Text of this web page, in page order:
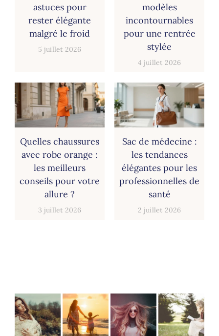
astuces pour
rester élégante
malgré le froid
5 juillet 2026
modèles
incontournables
pour une rentrée
stylée
4 juillet 2026
Quelles chaussures
avec robe orange :
les meilleurs
conseils pour votre
allure ?
3 juillet 2026
Sac de médecine :
les tendances
élégantes pour les
professionnelles de
santé
2 juillet 2026